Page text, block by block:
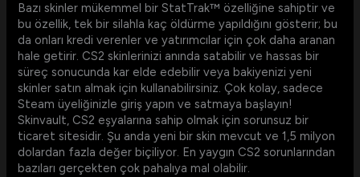
Bazı skinler mükemmel bir StatTrak™ özelliğine sahiptir ve
bu özellik, tek bir silahla kaç öldürme yapıldığını gösterir; bu
da onları kredi verenler ve yatırımcılar için çok daha aranan
hale getirir. CS2 skinlerinizi anında satabilir ve hassas bir
süreç sonucunda kar elde edebilir veya bakiyenizi yeni
skinler satın almak için kullanabilirsiniz. Çok kolay, sadece
Steam üyeliğinizle giriş yapın ve satmaya başlayın!
Skinvault, CS2 eşyalarına sahip olmak için sorunsuz bir
ticaret sitesidir. Şu anda yeni bir skin mevcut ve 1,5 milyon
dolardan fazla değer biçiliyor. En yaygın CS2 sorunlarından
bazıları gerçekten çok pahalıya mal olabilir.